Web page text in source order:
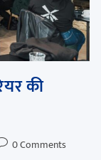
की
0 Comments